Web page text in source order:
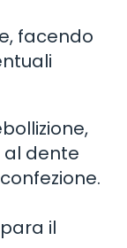
facendo
dente
il